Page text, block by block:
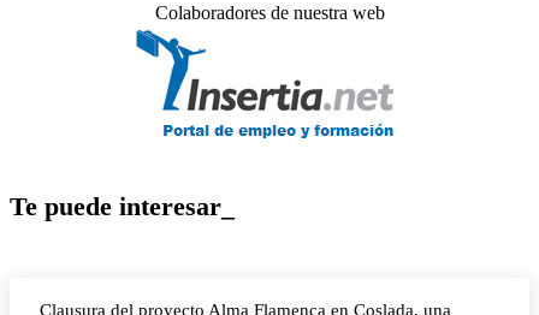
Colaboradores de nuestra web
Te puede interesar_
Clausura del proyecto Alma Flamenca en Coslada, una